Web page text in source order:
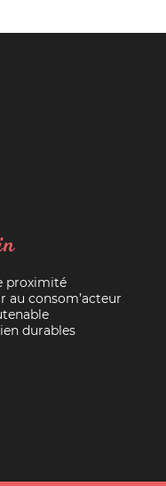
proximité
au consom’acteur
durables